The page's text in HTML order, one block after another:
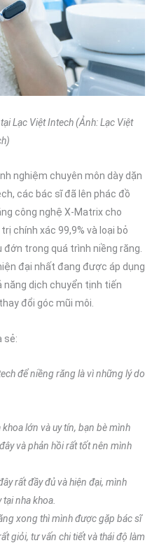
Lạc Việt Intech (Ảnh: Lạc Việt
nghiệm chuyên môn dày dặn
các bác sĩ đã lên phác đồ
công nghệ X-Matrix cho
chính xác 99,9% và loại bỏ
trong quá trình niềng răng.
đại nhất đang được áp dụng
năng dịch chuyển tịnh tiến
đổi góc mũi môi.
sẻ:
để niềng răng là vì những lý do
lớn và uy tín, bạn bè mình
và phản hồi rất tốt nên mình
rất đầy đủ và hiện đại, mình
nha khoa.
xong thì mình được gặp bác sĩ
giỏi, tư vấn chi tiết và thái độ làm